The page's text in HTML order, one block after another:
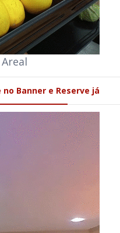
Banner e Reserve já